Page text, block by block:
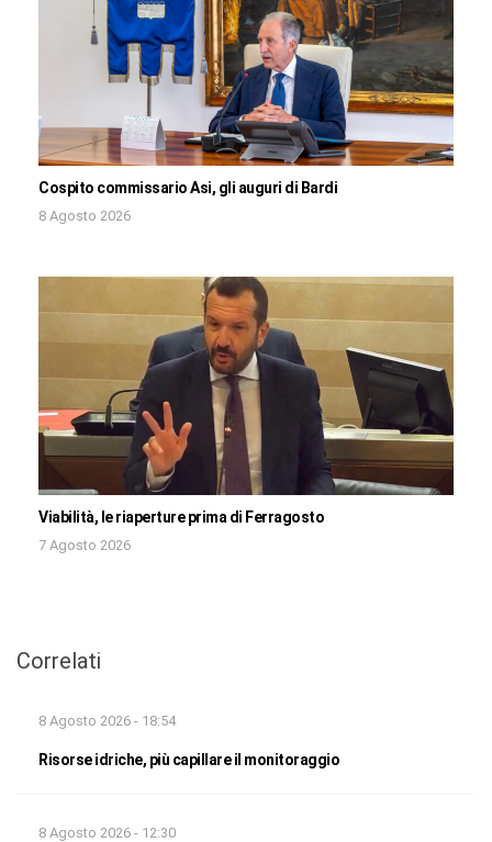
Cospito commissario Asi, gli auguri di Bardi
8 Agosto 2026
Viabilità, le riaperture prima di Ferragosto
7 Agosto 2026
Correlati
8 Agosto 2026 - 18:54
Risorse idriche, più capillare il monitoraggio
8 Agosto 2026 - 12:30